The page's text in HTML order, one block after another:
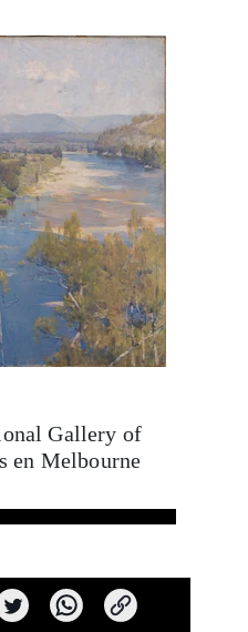
Gallery of
en Melbourne